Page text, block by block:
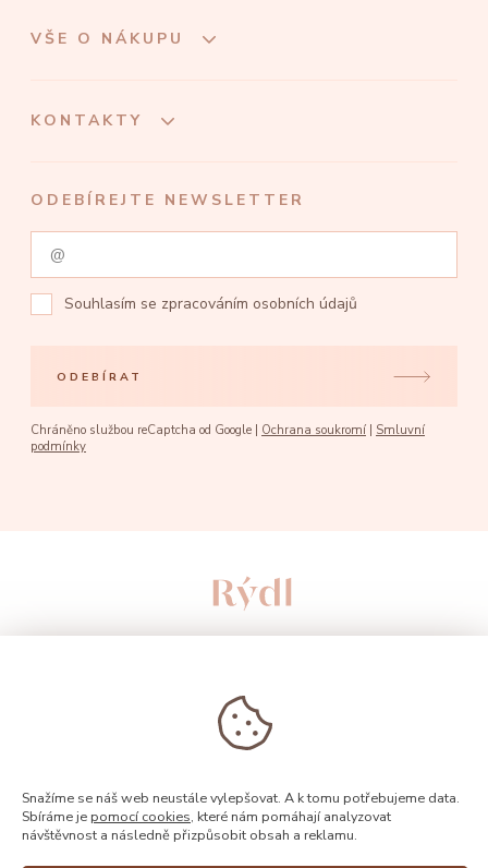
VŠE O NÁKUPU
KONTAKTY
ODEBÍREJTE NEWSLETTER
Souhlasím se zpracováním osobních údajů
ODEBÍRAT
Chráněno službou reCaptcha od Google | Ochrana soukromí
Smluvní
podmínky
© 2026, Rýdl
Snažíme se náš web neustále vylepšovat. A k tomu potřebujeme data.
Sbíráme je pomocí cookies, které nám pomáhají analyzovat
návštěvnost a následně přizpůsobit obsah a reklamu.